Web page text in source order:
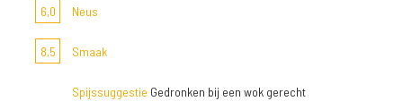
6,0 Neus
8,5 Smaak
Spijssuggestie Gedronken bij een wok gerecht